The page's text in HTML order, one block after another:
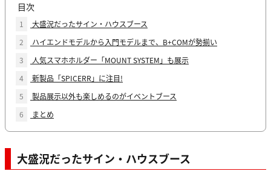
目次
1
大盛況だったサイン・ハウスブース
2
ハイエンドモデルから入門モデルまで、B+COMが勢揃い
3
人気スマホホルダー「MOUNT SYSTEM」も展示
4
新製品「SPICERR」に注目!
5
製品展示以外も楽しめるのがイベントブース
6
まとめ
大盛況だったサイン・ハウスブース